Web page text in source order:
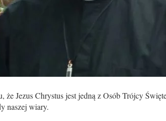
że Jezus Chrystus jest jedną z Osób Trójcy
naszej wiary.